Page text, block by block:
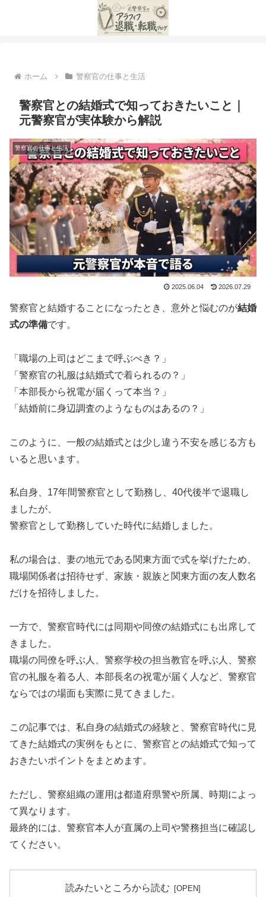
ホーム 警察官の仕事と生活
警察官との結婚式で知っておきたいこと｜
元警察官が実体験から解説
警察官の仕事と生活
2025.06.04 2026.07.29
警察官と結婚することになったとき、意外と悩むのが結婚
式の準備です。
「職場の上司はどこまで呼ぶべき？」
「警察官の礼服は結婚式で着られるの？」
「本部長から祝電が届くって本当？」
「結婚前に身辺調査のようなものはあるの？」
このように、一般の結婚式とは少し違う不安を感じる方も
いると思います。
私自身、17年間警察官として勤務し、40代後半で退職し
ましたが、
警察官として勤務していた時代に結婚しました。
私の場合は、妻の地元である関東方面で式を挙げたため、
職場関係者は招待せず、家族・親族と関東方面の友人数名
だけを招待しました。
一方で、警察官時代には同期や同僚の結婚式にも出席して
きました。
職場の同僚を呼ぶ人、警察学校の担当教官を呼ぶ人、警察
官の礼服を着る人、本部長名の祝電が届く人など、警察官
ならではの場面も実際に見てきました。
この記事では、私自身の結婚式の経験と、警察官時代に見
てきた結婚式の実例をもとに、警察官との結婚式で知って
おきたいポイントをまとめます。
ただし、警察組織の運用は都道府県警や所属、時期によっ
て異なります。
最終的には、警察官本人が直属の上司や警務担当に確認し
てください。
読みたいところから読む